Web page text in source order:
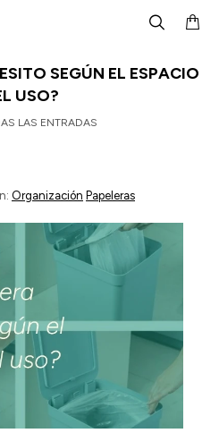
SEGÚN EL ESPACIO
USO?
LAS ENTRADAS
Organización Papeleras